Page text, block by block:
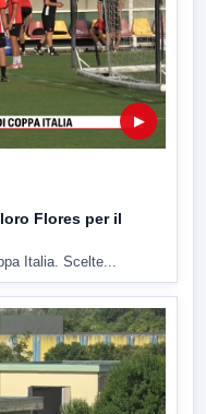
▶
Flores per il
Italia. Scelte...